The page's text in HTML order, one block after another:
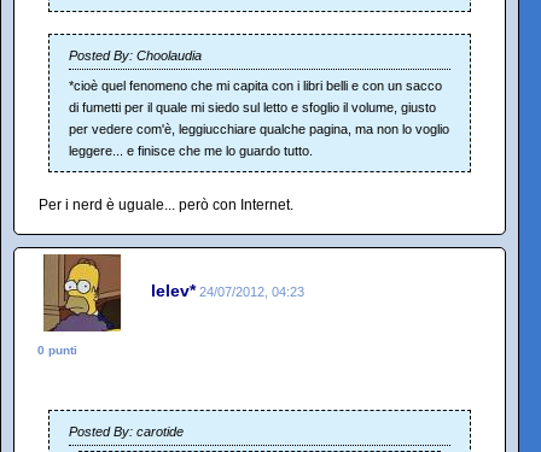
Posted By: Choolaudia
*cioè quel fenomeno che mi capita con i libri belli e con un sacco
di fumetti per il quale mi siedo sul letto e sfoglio il volume, giusto
per vedere com'è, leggiucchiare qualche pagina, ma non lo voglio
leggere... e finisce che me lo guardo tutto.
Per i nerd è uguale... però con Internet.
lelev* 24/07/2012, 04:23
0 punti
Posted By: carotide